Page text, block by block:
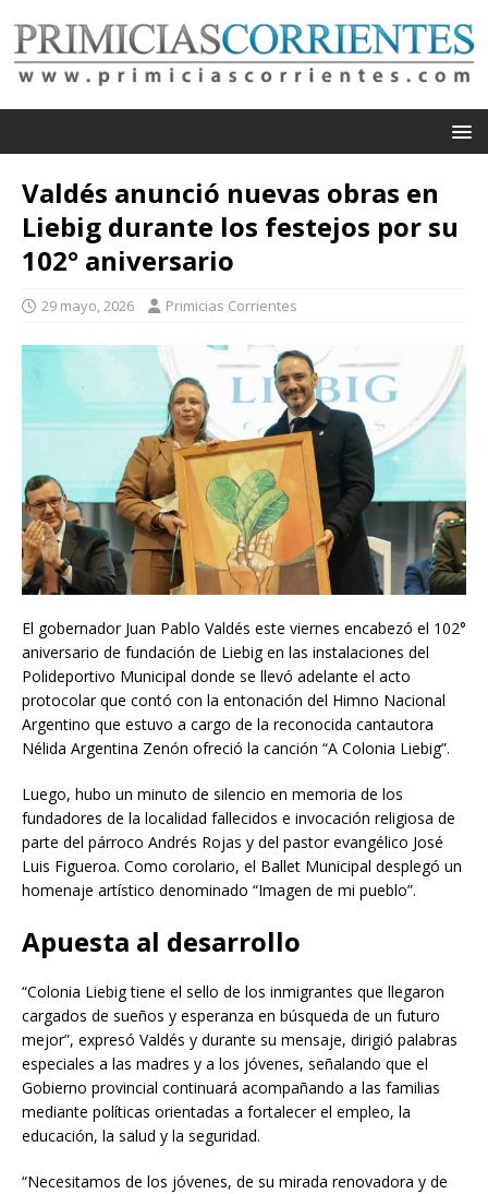
Valdés anunció nuevas obras en
Liebig durante los festejos por su
102° aniversario
29 mayo, 2026 Primicias Corrientes
El gobernador Juan Pablo Valdés este viernes encabezó el 102°
aniversario de fundación de Liebig en las instalaciones del
Polideportivo Municipal donde se llevó adelante el acto
protocolar que contó con la entonación del Himno Nacional
Argentino que estuvo a cargo de la reconocida cantautora
Nélida Argentina Zenón ofreció la canción “A Colonia Liebig”.
Luego, hubo un minuto de silencio en memoria de los
fundadores de la localidad fallecidos e invocación religiosa de
parte del párroco Andrés Rojas y del pastor evangélico José
Luis Figueroa. Como corolario, el Ballet Municipal desplegó un
homenaje artístico denominado “Imagen de mi pueblo”.
Apuesta al desarrollo
“Colonia Liebig tiene el sello de los inmigrantes que llegaron
cargados de sueños y esperanza en búsqueda de un futuro
mejor”, expresó Valdés y durante su mensaje, dirigió palabras
especiales a las madres y a los jóvenes, señalando que el
Gobierno provincial continuará acompañando a las familias
mediante políticas orientadas a fortalecer el empleo, la
educación, la salud y la seguridad.
“Necesitamos de los jóvenes, de su mirada renovadora y de